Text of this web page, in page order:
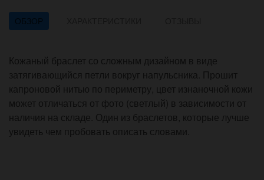
ОБЗОР
Кожаный браслет со сложным дизайном в виде
затягивающийся петли вокруг напульсника. Прошит
капроновой нитью по периметру, цвет изнаночной кожи
может отличаться от фото (светлый) в зависимости от
наличия на складе. Один из браслетов, которые лучше
увидеть чем пробовать описать словами.